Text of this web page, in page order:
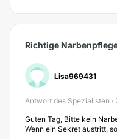
Richtige
Lisa969431
Antwort des Spezialisten ·
Guten Tag, Bitte kein
Wenn ein Sekret austritt,